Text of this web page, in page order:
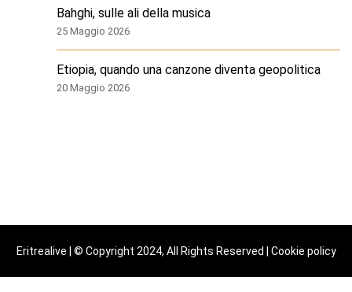
Bahghi, sulle ali della musica
25 Maggio 2026
Etiopia, quando una canzone diventa geopolitica
20 Maggio 2026
Eritrealive | © Copyright 2024, All Rights Reserved | Cookie policy